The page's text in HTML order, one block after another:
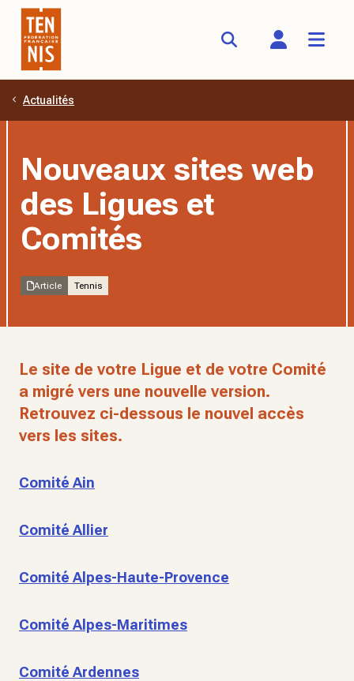
Aller au contenu principal
Actualités
Nouveaux sites web
des Ligues et
Comités
Article Tennis
Le site de votre Ligue et de votre Comité
a migré vers une nouvelle version.
Retrouvez ci-dessous le nouvel accès
vers les sites.
Comité Ain
Comité Allier
Comité Alpes-Haute-Provence
Comité Alpes-Maritimes
Comité Ardennes